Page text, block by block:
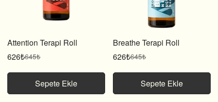
Attention Terapi Roll
Satış
fiyatı
626₺
Normal
fiyat
645₺
Sepete Ekle
Breathe Terapi Roll
Satış
fiyatı
626₺
Normal
fiyat
645₺
Sepete Ekle